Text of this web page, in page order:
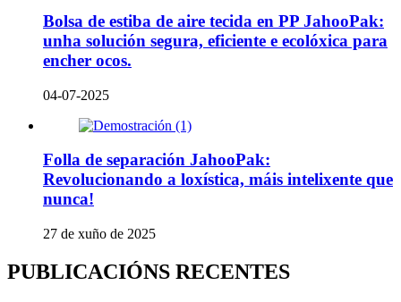
Bolsa de estiba de aire tecida en PP JahooPak:
unha solución segura, eficiente e ecolóxica para
encher ocos.
04-07-2025
Folla de separación JahooPak:
Revolucionando a loxística, máis intelixente que
nunca!
27 de xuño de 2025
PUBLICACIÓNS RECENTES